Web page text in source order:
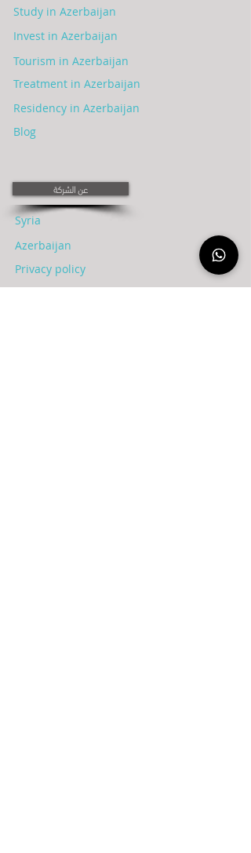
Study in Azerbaijan
Invest in Azerbaijan
Tourism in Azerbaijan
Treatment in Azerbaijan
Residency in Azerbaijan
Blog
عن الشركة
Syria
Azerbaijan
Privacy policy